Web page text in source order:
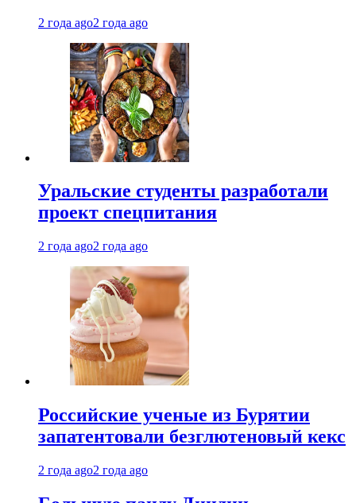
2 года ago2 года ago
Уральские студенты разработали
проект спецпитания
2 года ago2 года ago
Российские ученые из Бурятии
запатентовали безглютеновый кекс
2 года ago2 года ago